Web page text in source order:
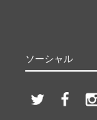
ソーシャル